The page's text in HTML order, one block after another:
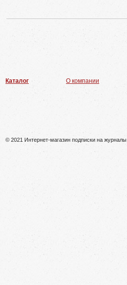
Каталог О компании
© 2021 Интернет-магазин подписки на журналы